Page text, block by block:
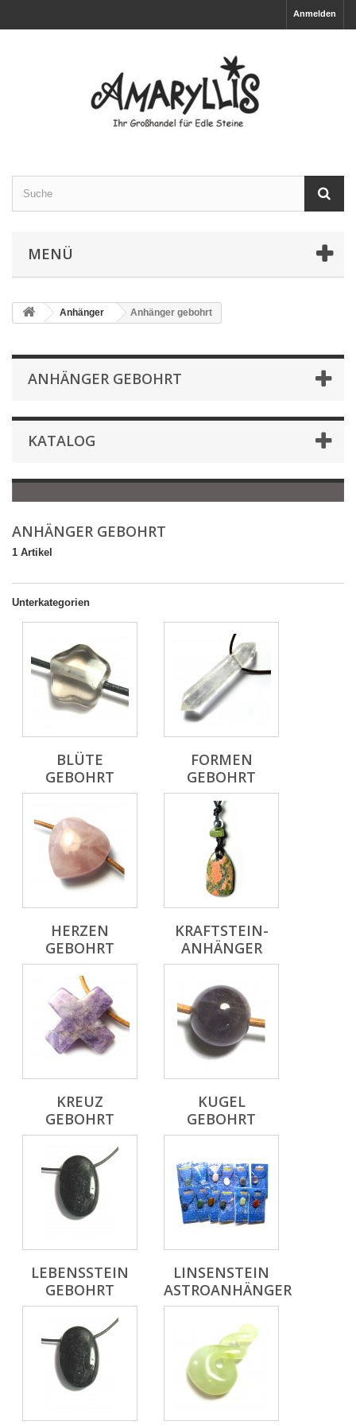
Anmelden
MENÜ
Anhänger Anhänger gebohrt
ANHÄNGER GEBOHRT
KATALOG
ANHÄNGER GEBOHRT
1 Artikel
Unterkategorien
BLÜTE
GEBOHRT
FORMEN
GEBOHRT
HERZEN
GEBOHRT
KRAFTSTEIN-
ANHÄNGER
KREUZ
GEBOHRT
KUGEL
GEBOHRT
LEBENSSTEIN
GEBOHRT
LINSENSTEIN
ASTROANHÄNGER